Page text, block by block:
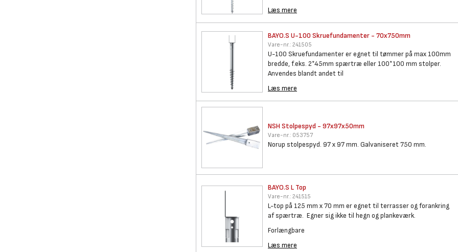
Læs mere
BAYO.S U-100 Skruefundamenter - 70x750mm
Vare-nr.: 241505
U-100 Skruefundamenter er egnet til tømmer på max 100mm
bredde, f.eks. 2*45mm spærtræ eller 100*100 mm stolper.
Anvendes blandt andet til
Læs mere
NSH Stolpespyd - 97x97x50mm
Vare-nr.: 053757
Norup stolpespyd. 97 x 97 mm. Galvaniseret 750 mm.
BAYO.S L Top
Vare-nr.: 241515
L-top på 125 mm x 70 mm er egnet til terrasser og forankring
af spærtræ. Egner sig ikke til hegn og plankeværk.
Forlængbare
Læs mere